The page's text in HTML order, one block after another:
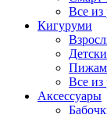
Все из
Кигуруми
Все из
Аксессуары